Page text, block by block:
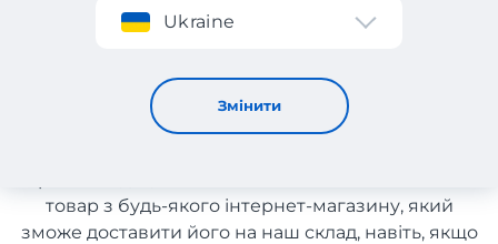
Ukraine
Змінити
Тактичні товари з Італії
Тактичні товари з Італії
товар з будь-якого інтернет-магазину, який
зможе доставити його на наш склад, навіть, якщо